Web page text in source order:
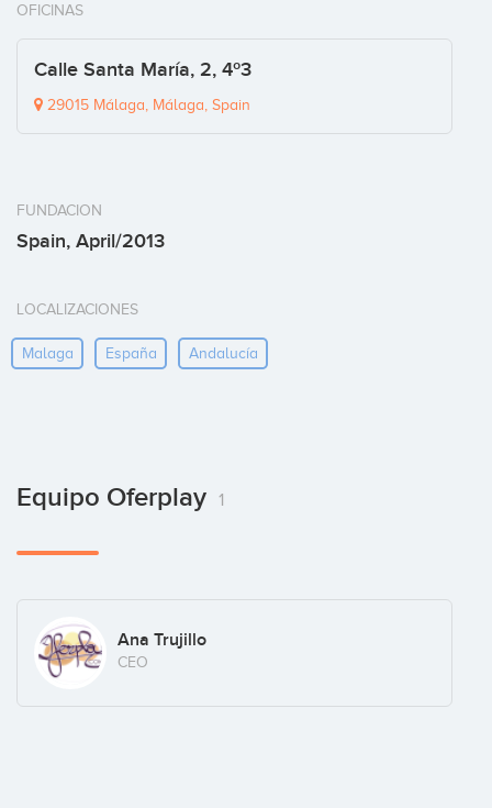
OFICINAS
Calle Santa María, 2, 4º3
29015 Málaga, Málaga, Spain
FUNDACION
Spain, April/2013
LOCALIZACIONES
Malaga España Andalucía
Equipo Oferplay 1
Ana Trujillo
CEO